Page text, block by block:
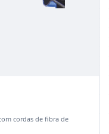
cordas de fibra de